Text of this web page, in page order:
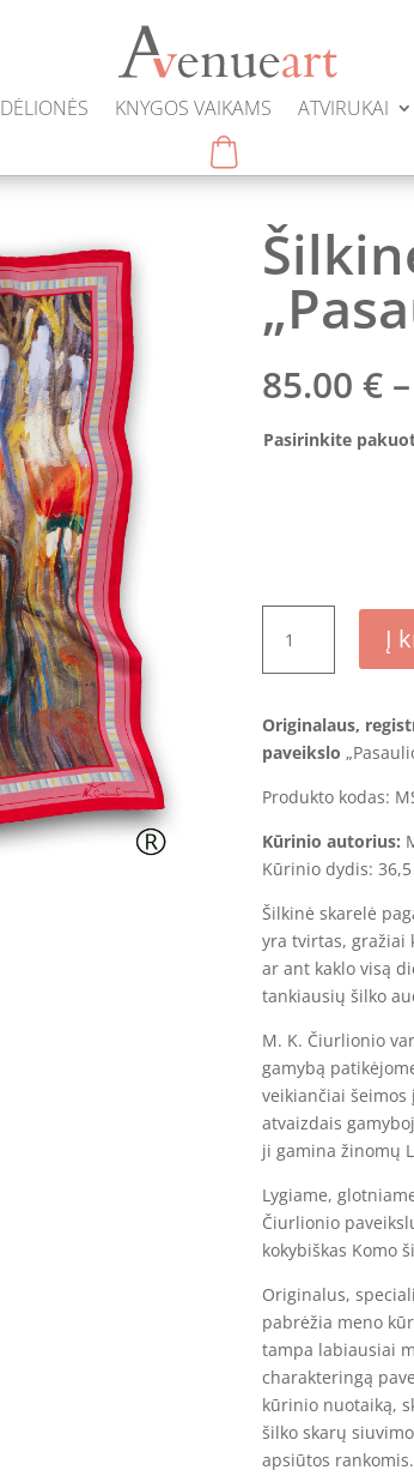
DĖLIONĖS KNYGOS VAIKAMS ATVIRUKAI
85.00 € –
Pasirinkite
kiekis:
Šilkinė
-
„Pasaulio
IX“
Į
Originalaus,
paveikslo
Produkto kodas:
Kūrinio autorius:
Kūrinio dydis:
Šilkinė skarelė
yra tvirtas, gražiai
ar ant kaklo visą
tankiausių šilko
M. K. Čiurlionio
gamybą
veikiančiai
atvaizdais
ji gamina žinomų
Lygiame,
Čiurlionio
kokybiškas Komo
Originalus,
pabrėžia meno
tampa labiausiai
charakteringą
kūrinio nuotaiką,
šilko skarų
apsiūtos rankomis.